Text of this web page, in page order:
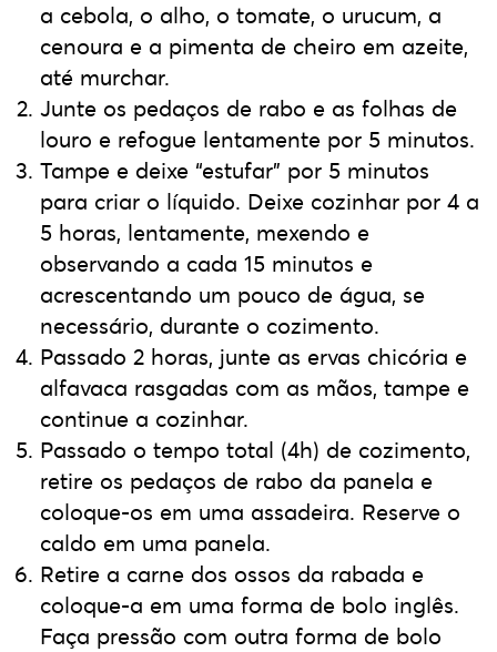
a cebola, o alho, o tomate, o urucum, a
cenoura e a pimenta de cheiro em azeite,
até murchar.
Junte os pedaços de rabo e as folhas de
louro e refogue lentamente por 5 minutos.
Tampe e deixe “estufar” por 5 minutos
para criar o líquido. Deixe cozinhar por 4 a
5 horas, lentamente, mexendo e
observando a cada 15 minutos e
acrescentando um pouco de água, se
necessário, durante o cozimento.
Passado 2 horas, junte as ervas chicória e
alfavaca rasgadas com as mãos, tampe e
continue a cozinhar.
Passado o tempo total (4h) de cozimento,
retire os pedaços de rabo da panela e
coloque-os em uma assadeira. Reserve o
caldo em uma panela.
Retire a carne dos ossos da rabada e
coloque-a em uma forma de bolo inglês.
Faça pressão com outra forma de bolo